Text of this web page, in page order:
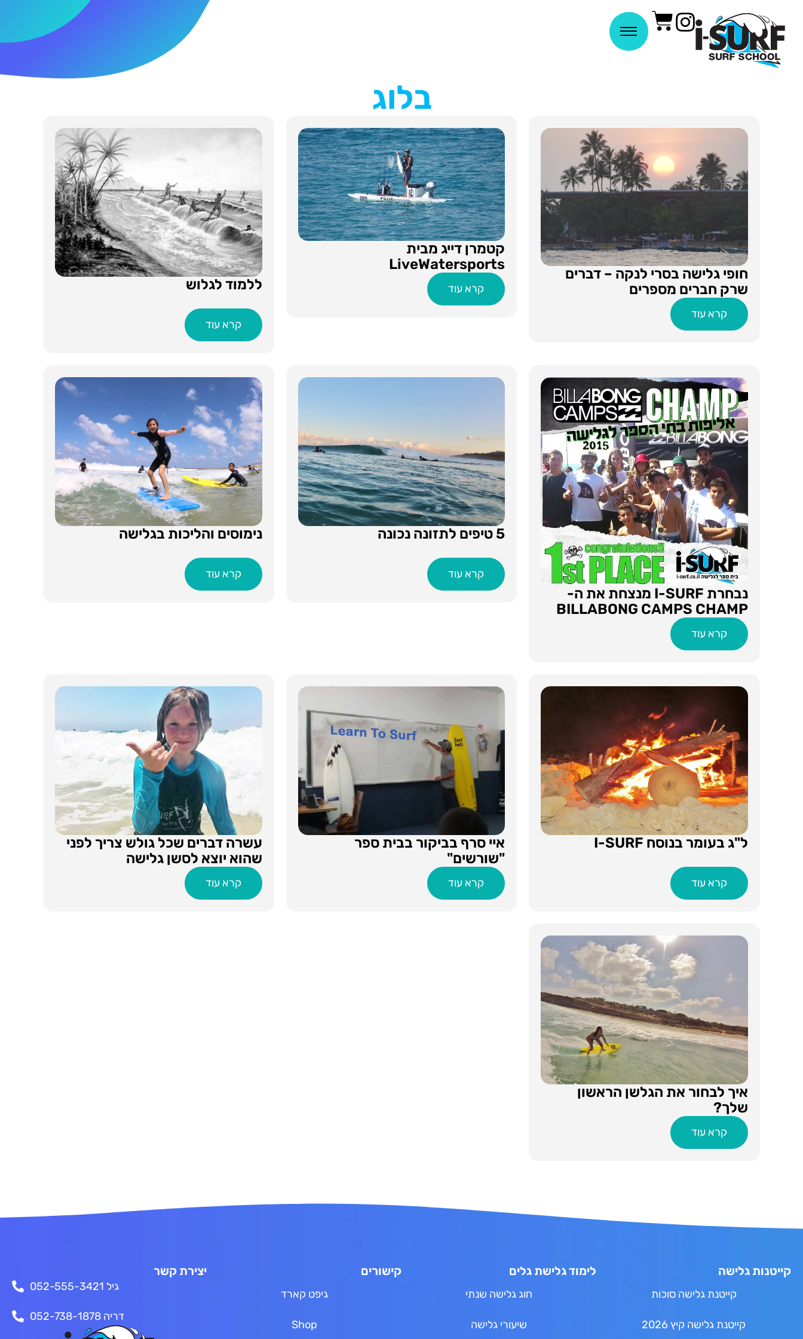
בלוג
חופי גלישה בסרי לנקה – דברים
שרק חברים מספרים
קרא עוד
קטמרן דייג מבית
LiveWatersports
קרא עוד ללמוד לגלוש
קרא עוד
נבחרת I-SURF מנצחת את ה-
BILLABONG CAMPS CHAMP
קרא עוד
5 טיפים לתזונה נכונה
קרא עוד
נימוסים והליכות בגלישה
קרא עוד
ל"ג בעומר בנוסח I-SURF
קרא עוד
איי סרף בביקור בבית ספר
"שורשים"
קרא עוד
עשרה דברים שכל גולש צריך לפני
שהוא יוצא לסשן גלישה
קרא עוד
איך לבחור את הגלשן הראשון
שלך?
קרא עוד
קייטנות גלישה
קייטנת גלישה סוכות
קייטנת גלישה קיץ 2026
לימוד גלישת גלים
חוג גלישה שנתי
שיעורי גלישה
קישורים
גיפט קארד
Shop
יצירת קשר
גיל 052-555-3421
דריה 052-738-1878